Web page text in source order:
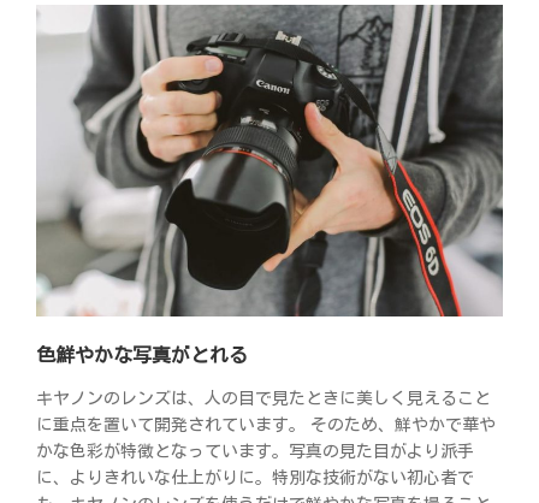
色鮮やかな写真がとれる
キヤノンのレンズは、人の目で見たときに美しく見えること
に重点を置いて開発されています。 そのため、鮮やかで華や
かな色彩が特徴となっています。写真の見た目がより派手
に、よりきれいな仕上がりに。特別な技術がない初心者で